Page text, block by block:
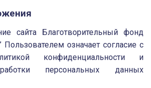
сайта Благотворительный фонд
означает согласие с
конфиденциальности и
персональных данных